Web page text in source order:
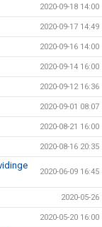
2020-09-18 14:00
2020-09-17 14:49
2020-09-16 14:00
2020-09-14 16:00
2020-09-12 16:36
2020-09-01 08:07
2020-08-21 16:00
2020-08-16 20:35
2020-06-09 16:45
2020-05-26
2020-05-20 16:00